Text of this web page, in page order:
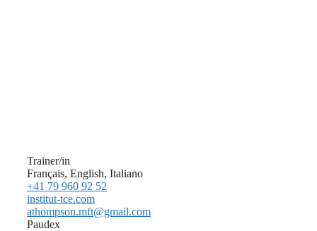
Trainer/in
Français, English, Italiano
+41 79 960 92 52
institut-tce.com
athompson.mft@gmail.com
Paudex